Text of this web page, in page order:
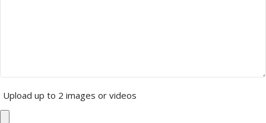
Upload up to 2 images or videos